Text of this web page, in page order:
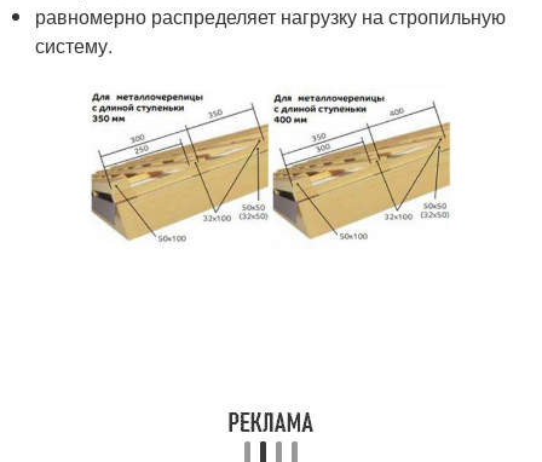
равномерно распределяет нагрузку на стропильную
систему.